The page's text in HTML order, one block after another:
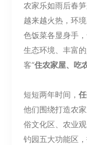
农家乐如雨后春
越来越火热，环
色饭菜各显身手
生态环境、丰富
客“住农家屋、吃
短短两年时间，
他们围绕打造农
俗文化区、农业
钓园五大功能区